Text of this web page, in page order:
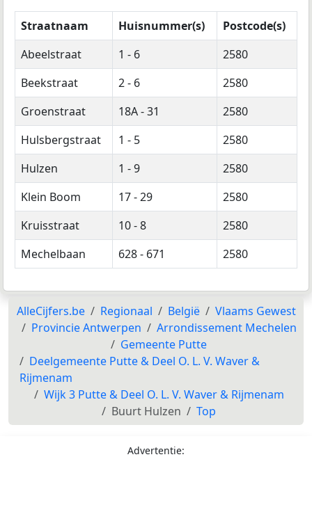
Straatnaam Huisnummer(s)
Postcode(s)
Abeelstraat
1 - 6
2580
Beekstraat
2 - 6
2580
Groenstraat
18A - 31
2580
Hulsbergstraat
1 - 5
2580
Hulzen
1 - 9
2580
Klein Boom
17 - 29
2580
Kruisstraat
10 - 8
2580
Mechelbaan
628 - 671 2580
AlleCijfers.be Regionaal België
Vlaams Gewest
Provincie Antwerpen
Arrondissement Mechelen
Gemeente Putte
Deelgemeente Putte & Deel O. L. V. Waver &
Rijmenam
Wijk 3 Putte & Deel O. L. V. Waver & Rijmenam
Buurt Hulzen
Top
Advertentie: